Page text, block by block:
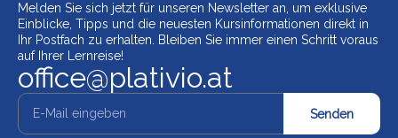
Melden Sie sich jetzt für unseren Newsletter an, um exklusive
Einblicke, Tipps und die neuesten Kursinformationen direkt in
Ihr Postfach zu erhalten. Bleiben Sie immer einen Schritt voraus
auf Ihrer Lernreise!
office@plativio.at
Senden